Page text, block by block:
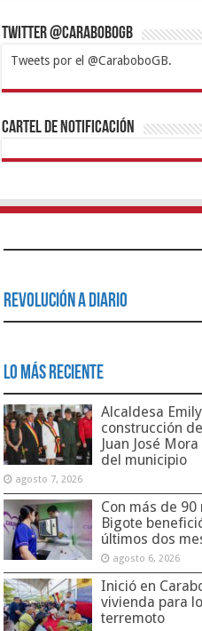
Twitter @CaraboboGB
Tweets por el @CaraboboGB.
1xbetBetturkeyBetistKralbet
https://mvbcasino.com/
Cartel de Notificación
Revolución a Diario
Lo Más Reciente
Alcaldesa
construcción
Juan José
del municipio
agosto 7, 2026
Con más de
Bigote
últimos dos
agosto 6, 2026
Inició en
vivienda para
terremoto